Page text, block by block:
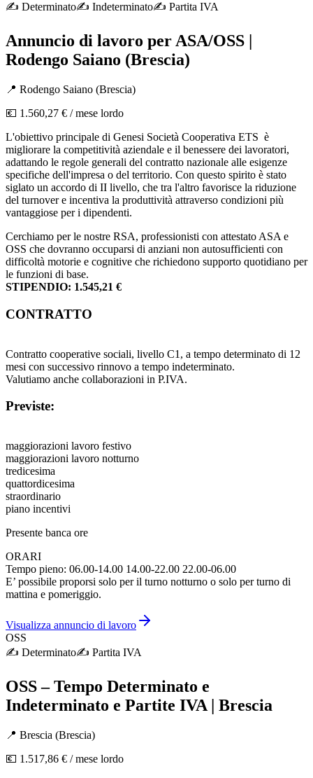
✍️ Determinato✍️ Indeterminato✍️ Partita IVA
Annuncio di lavoro per ASA/OSS |
Rodengo Saiano (Brescia)
📍 Rodengo Saiano (Brescia)
💶 1.560,27 € / mese lordo
L'obiettivo principale di Genesi Società Cooperativa ETS è
migliorare la competitività aziendale e il benessere dei lavoratori,
adattando le regole generali del contratto nazionale alle esigenze
specifiche dell'impresa o del territorio. Con questo spirito è stato
siglato un accordo di II livello, che tra l'altro favorisce la riduzione
del turnover e incentiva la produttività attraverso condizioni più
vantaggiose per i dipendenti.
Cerchiamo per le nostre RSA, professionisti con attestato ASA e
OSS che dovranno occuparsi di anziani non autosufficienti con
difficoltà motorie e cognitive che richiedono supporto quotidiano per
le funzioni di base.
STIPENDIO: 1.545,21 €
CONTRATTO
Contratto cooperative sociali, livello C1, a tempo determinato di 12
mesi con successivo rinnovo a tempo indeterminato.
Valutiamo anche collaborazioni in P.IVA.
Previste:
maggiorazioni lavoro festivo
maggiorazioni lavoro notturno
tredicesima
quattordicesima
straordinario
piano incentivi
Presente banca ore
ORARI
Tempo pieno: 06.00-14.00 14.00-22.00 22.00-06.00
E’ possibile proporsi solo per il turno notturno o solo per turno di
mattina e pomeriggio.
Visualizza annuncio di lavoro
OSS
✍️ Determinato✍️ Partita IVA
OSS – Tempo Determinato e
Indeterminato e Partite IVA | Brescia
📍 Brescia (Brescia)
💶 1.517,86 € / mese lordo